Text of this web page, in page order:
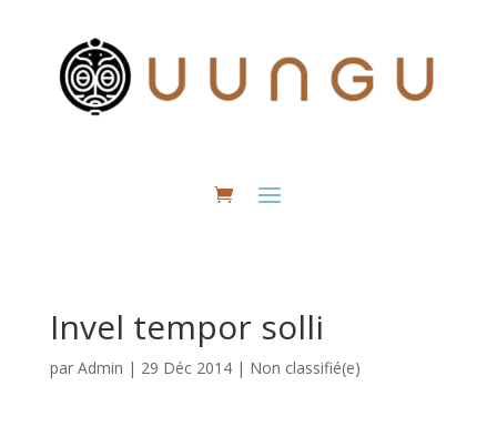
Invel tempor solli
par Admin | 29 Déc 2014| Non classifié(e)